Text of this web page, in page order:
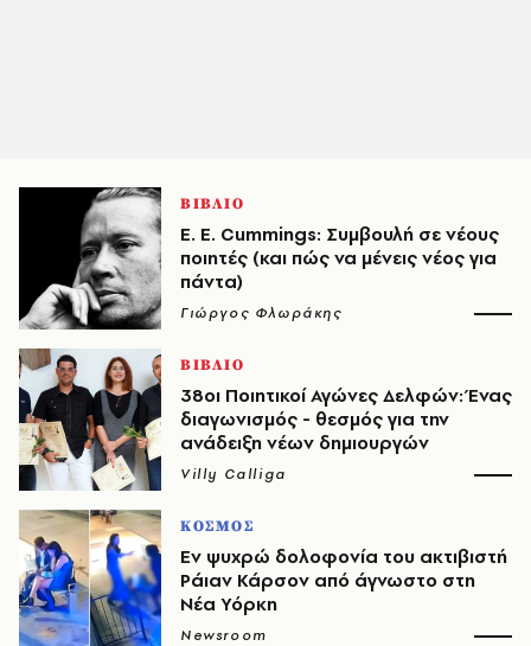
ΒΙΒΛΙΟ
E. E. Cummings: Συμβουλή σε νέους
ποιητές (και πώς να μένεις νέος για
πάντα)
Γιώργος Φλωράκης
ΒΙΒΛΙΟ
38οι Ποιητικοί Αγώνες Δελφών: Ένας
διαγωνισμός - θεσμός για την
ανάδειξη νέων δημιουργών
Villy Calliga
ΚΟΣΜΟΣ
Εν ψυχρώ δολοφονία του ακτιβιστή
Ράιαν Κάρσον από άγνωστο στη
Νέα Υόρκη
Newsroom